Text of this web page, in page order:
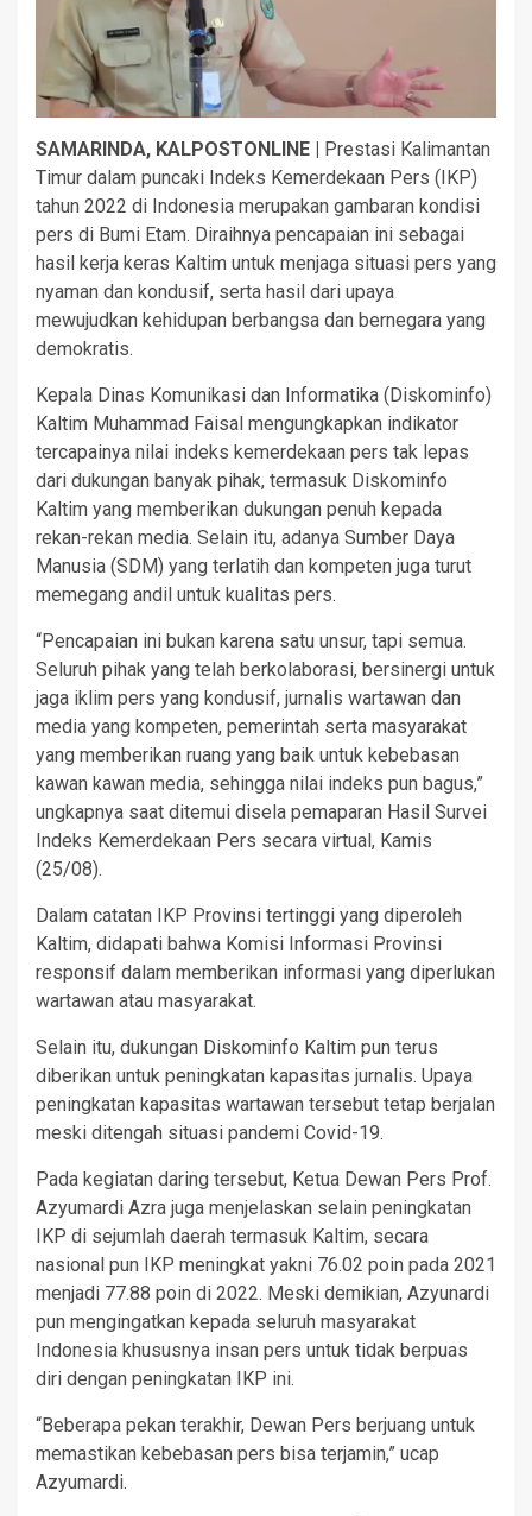
SAMARINDA, KALPOSTONLINE |
Prestasi Kalimantan
Timur dalam puncaki Indeks Kemerdekaan Pers (IKP)
tahun 2022 di Indonesia merupakan gambaran kondisi
pers di Bumi Etam. Diraihnya pencapaian ini sebagai
hasil kerja keras Kaltim untuk menjaga situasi pers yang
nyaman dan kondusif, serta hasil dari upaya
mewujudkan kehidupan berbangsa dan bernegara yang
demokratis.
Kepala Dinas Komunikasi dan Informatika (Diskominfo)
Kaltim Muhammad Faisal mengungkapkan indikator
tercapainya nilai indeks kemerdekaan pers tak lepas
dari dukungan banyak pihak, termasuk Diskominfo
Kaltim yang memberikan dukungan penuh kepada
rekan-rekan media. Selain itu, adanya Sumber Daya
Manusia (SDM) yang terlatih dan kompeten juga turut
memegang andil untuk kualitas pers.
“Pencapaian ini bukan karena satu unsur, tapi semua.
Seluruh pihak yang telah berkolaborasi, bersinergi untuk
jaga iklim pers yang kondusif, jurnalis wartawan dan
media yang kompeten, pemerintah serta masyarakat
yang memberikan ruang yang baik untuk kebebasan
kawan kawan media, sehingga nilai indeks pun bagus,”
ungkapnya saat ditemui disela pemaparan Hasil Survei
Indeks Kemerdekaan Pers secara virtual, Kamis
(25/08).
Dalam catatan IKP Provinsi tertinggi yang diperoleh
Kaltim, didapati bahwa Komisi Informasi Provinsi
responsif dalam memberikan informasi yang diperlukan
wartawan atau masyarakat.
Selain itu, dukungan Diskominfo Kaltim pun terus
diberikan untuk peningkatan kapasitas jurnalis. Upaya
peningkatan kapasitas wartawan tersebut tetap berjalan
meski ditengah situasi pandemi Covid-19.
Pada kegiatan daring tersebut, Ketua Dewan Pers Prof.
Azyumardi Azra juga menjelaskan selain peningkatan
IKP di sejumlah daerah termasuk Kaltim, secara
nasional pun IKP meningkat yakni 76.02 poin pada 2021
menjadi 77.88 poin di 2022. Meski demikian, Azyunardi
pun mengingatkan kepada seluruh masyarakat
Indonesia khususnya insan pers untuk tidak berpuas
diri dengan peningkatan IKP ini.
“Beberapa pekan terakhir, Dewan Pers berjuang untuk
memastikan kebebasan pers bisa terjamin,” ucap
Azyumardi.